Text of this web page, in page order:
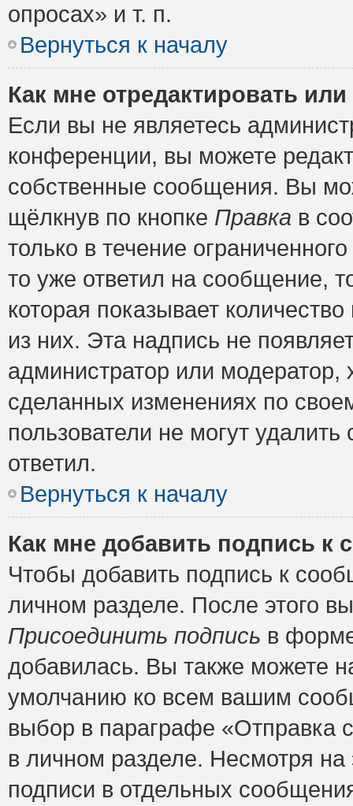
опросах» и т. п.
Вернуться к началу
Как мне отредактировать
Если вы не являетесь
конференции, вы можете
собственные сообщения. Вы
щёлкнув по кнопке Правка в
только в течение
то уже ответил на сообщение,
которая показывает
из них. Эта надпись не
администратор или модератор,
сделанных изменениях по
пользователи не могут
ответил.
Вернуться к началу
Как мне добавить подпись к
Чтобы добавить подпись к
личном разделе. После этого
Присоединить подпись в
добавилась. Вы также можете
умолчанию ко всем вашим
выбор в параграфе «Отправка
в личном разделе. Несмотря
подписи в отдельных